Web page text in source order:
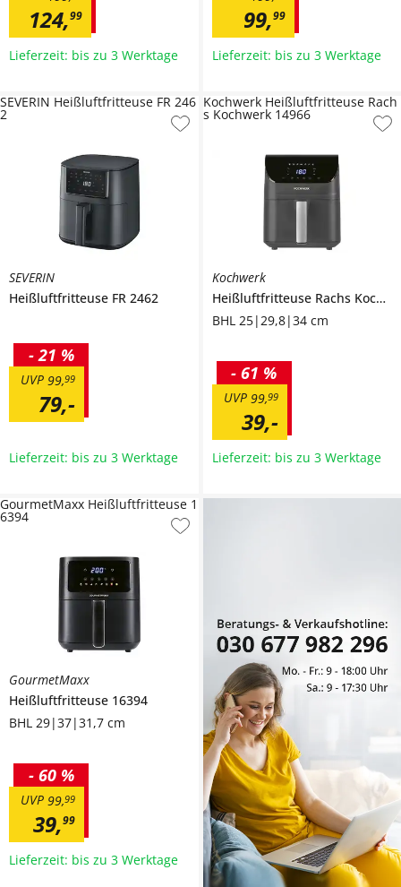
124,99
Lieferzeit: bis zu 3 Werktage
99,99
Lieferzeit: bis zu 3 Werktage
SEVERIN
Heißluftfritteuse FR 2462
79,-
99,99
UVP
- 21 %
SEVERIN Heißluftfritteuse FR 246
2
Lieferzeit: bis zu 3 Werktage
Kochwerk
Heißluftfritteuse Rachs Kochwerk 14966
BHL 25|29,8|34 cm
39,-
99,99
UVP
- 61 %
Kochwerk Heißluftfritteuse Rach
s Kochwerk 14966
Lieferzeit: bis zu 3 Werktage
GourmetMaxx
Heißluftfritteuse 16394
BHL 29|37|31,7 cm
39,99
99,99
UVP
- 60 %
GourmetMaxx Heißluftfritteuse 1
6394
Lieferzeit: bis zu 3 Werktage